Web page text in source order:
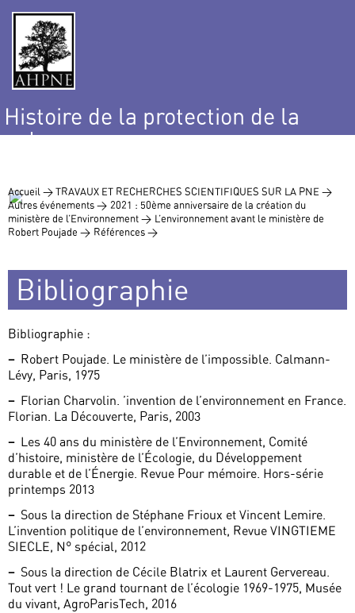
Histoire de la protection de la
nature
Accueil >TRAVAUX ET RECHERCHES SCIENTIFIQUES SUR LA PNE >
Autres événements > 2021 : 50ème anniversaire de la création du
ministère de l’Environnement > L’environnement avant le ministère de
Robert Poujade > Références >
Bibliographie
Bibliographie :
–Robert Poujade. Le ministère de l’impossible. Calmann-
Lévy, Paris, 1975
–Florian Charvolin. ’invention de l’environnement en France.
Florian. La Découverte, Paris, 2003
–Les 40 ans du ministère de l’Environnement, Comité
d’histoire, ministère de l’Écologie, du Développement
durable et de l’Énergie. Revue Pour mémoire. Hors-série
printemps 2013
–Sous la direction de Stéphane Frioux et Vincent Lemire.
L’invention politique de l’environnement, Revue VINGTIEME
SIECLE, N° spécial, 2012
–Sous la direction de Cécile Blatrix et Laurent Gervereau.
Tout vert ! Le grand tournant de l’écologie 1969-1975, Musée
du vivant, AgroParisTech, 2016